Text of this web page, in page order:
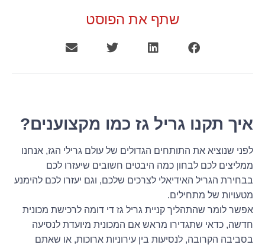
שתף את הפוסט
איך תקנו גריל גז כמו מקצוענים?
לפני שנוציא את התותחים הגדולים של עולם גרילי הגז, אנחנו
ממליצים לכם לבחון כמה היבטים חשובים שיעזרו לכם
בבחירת הגריל האידיאלי לצרכים שלכם, וגם יעזרו לכם להימנע
מטעויות של מתחילים.
אפשר לומר שהתהליך קניית גריל גז די דומה לרכישת מכונית
חדשה, כדאי שתגדירו מראש אם המכונית מיועדת לנסיעה
בסביבה הקרובה, לנסיעות בין עירוניות ארוכות, או שאתם